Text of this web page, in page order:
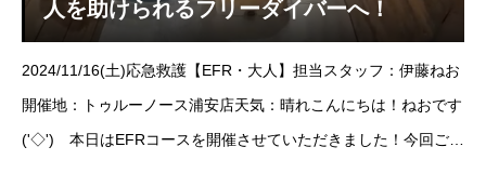
人を助けられるフリーダイバーへ！
2024/11/16(土)応急救護【EFR・大人】担当スタッフ：伊藤ねお
開催地：トゥルーノース浦安店天気：晴れこんにちは！ねおです
('◇')ゞ本日はEFRコースを開催させていただきました！今回ご参